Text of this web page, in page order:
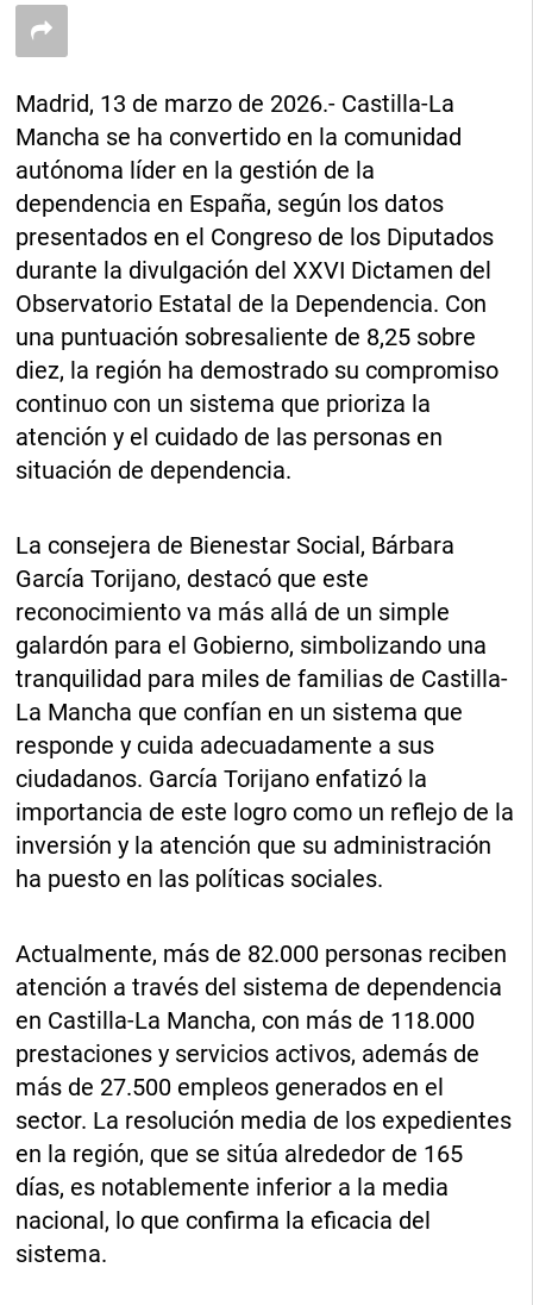
Madrid, 13 de marzo de 2026.- Castilla-La
Mancha se ha convertido en la comunidad
autónoma líder en la gestión de la
dependencia en España, según los datos
presentados en el Congreso de los Diputados
durante la divulgación del XXVI Dictamen del
Observatorio Estatal de la Dependencia. Con
una puntuación sobresaliente de 8,25 sobre
diez, la región ha demostrado su compromiso
continuo con un sistema que prioriza la
atención y el cuidado de las personas en
situación de dependencia.
La consejera de Bienestar Social, Bárbara
García Torijano, destacó que este
reconocimiento va más allá de un simple
galardón para el Gobierno, simbolizando una
tranquilidad para miles de familias de Castilla-
La Mancha que confían en un sistema que
responde y cuida adecuadamente a sus
ciudadanos. García Torijano enfatizó la
importancia de este logro como un reflejo de la
inversión y la atención que su administración
ha puesto en las políticas sociales.
Actualmente, más de 82.000 personas reciben
atención a través del sistema de dependencia
en Castilla-La Mancha, con más de 118.000
prestaciones y servicios activos, además de
más de 27.500 empleos generados en el
sector. La resolución media de los expedientes
en la región, que se sitúa alrededor de 165
días, es notablemente inferior a la media
nacional, lo que confirma la eficacia del
sistema.